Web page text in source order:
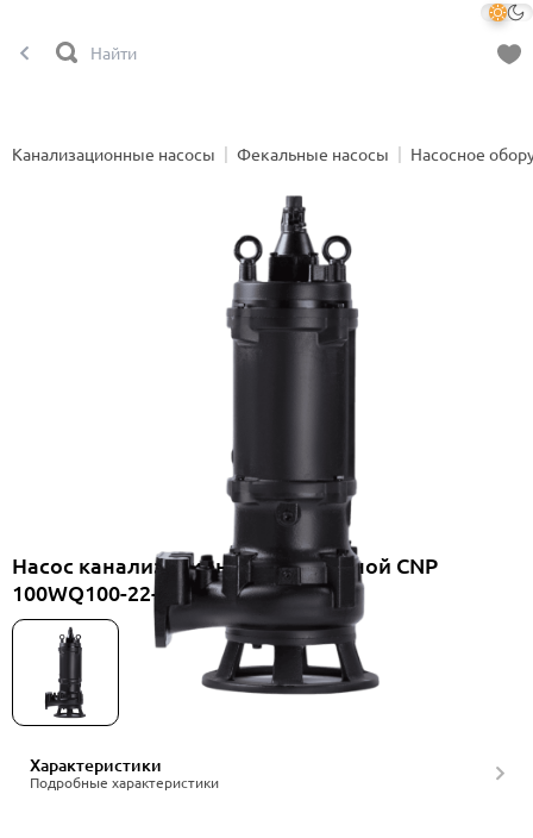
Канализационные насосы Фекальные насосы Насосное
Насос канализационный погружной CNP
100WQ100-22-11HAC(I)
Характеристики
Подробные характеристики